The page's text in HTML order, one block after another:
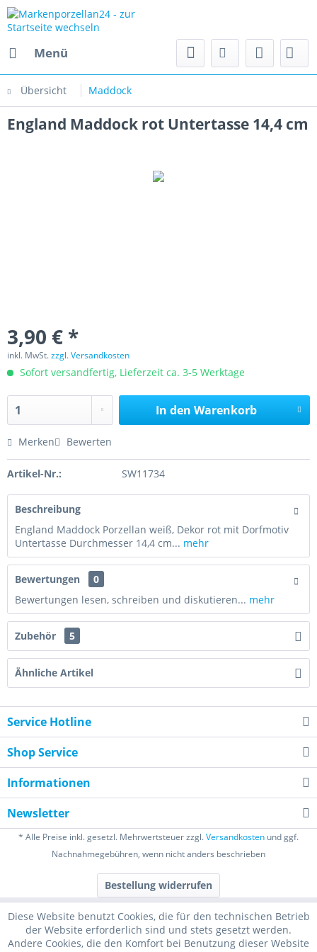
Menü
Übersicht Maddock
England Maddock rot Untertasse 14,4 cm
3,90 € *
inkl. MwSt.zzgl. Versandkosten
Sofort versandfertig, Lieferzeit ca. 3-5 Werktage
In den Warenkorb
Merken Bewerten
Artikel-Nr.: SW11734
Beschreibung
England Maddock Porzellan weiß, Dekor rot mit Dorfmotiv
Untertasse Durchmesser 14,4 cm... mehr
Bewertungen
0
Bewertungen lesen, schreiben und diskutieren... mehr
Zubehör 5
Ähnliche Artikel
Service Hotline
Shop Service
Informationen
Newsletter
* Alle Preise inkl. gesetzl. Mehrwertsteuer zzgl.Versandkosten und ggf.
Nachnahmegebühren, wenn nicht anders beschrieben
Bestellung widerrufen
Diese Website benutzt Cookies, die für den technischen Betrieb
der Website erforderlich sind und stets gesetzt werden.
Andere Cookies, die den Komfort bei Benutzung dieser Website